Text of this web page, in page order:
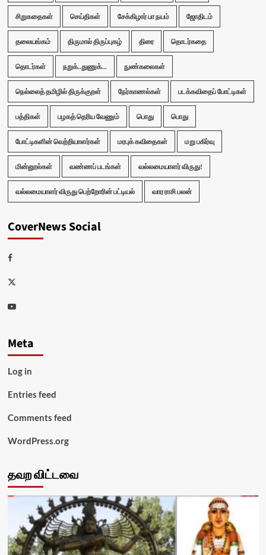
சிறுகதைகள் செய்திகள் சேக்கிழார் பா நயம் ஜோதிடம்
தலையங்கம் திருமால் திருப்புகழ் திரை தொடர்கதை
தொடர்கள் நறுக்..துணுக்... நுண்கலைகள்
நெல்லைத் தமிழில் திருக்குறள் நேர்காணல்கள் படக்கவிதைப் போட்டிகள்
பத்திகள் பழகத் தெரிய வேணும் பொது பொது
போட்டிகளின் வெற்றியாளர்கள் மரபுக் கவிதைகள் மறு பகிர்வு
மின்னூல்கள் வண்ணப் படங்கள் வல்லமையாளர் விருது!
வல்லமையாளர் விருது பெற்றோரின் பட்டியல் வார ராசி பலன்
CoverNews Social
Facebook
Twitter
Youtube
Meta
Log in
Entries feed
Comments feed
WordPress.org
தவற விட்டவை